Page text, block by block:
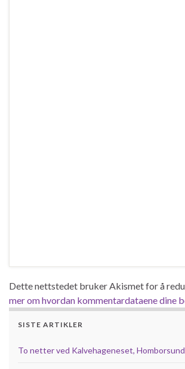
Dette nettstedet bruker Akismet for å
mer om hvordan kommentardataene dine
SISTE ARTIKLER
To netter ved Kalvehageneset,